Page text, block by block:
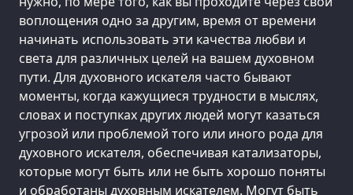
воплощения одно за другим, время от времени
начинать использовать эти качества любви и
света для различных целей на вашем духовном
пути. Для духовного искателя часто бывают
моменты, когда кажущиеся трудности в мыслях,
словах и поступках других людей могут казаться
угрозой или проблемой того или иного рода для
духовного искателя, обеспечивая катализаторы,
которые могут быть или не быть хорошо поняты
и обработаны духовным искателем. Могут быть